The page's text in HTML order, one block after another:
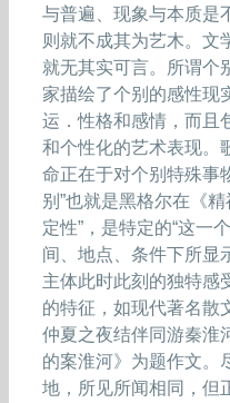
与普遍、现象与本质是
则就不成其为艺木。文
就无其实可言。所谓个
家描绘了个别的感性现
运．性格和感情，而且
和个性化的艺术表现。
命正在于对个别特殊事
别”也就是黑格尔在《
定性”，是特定的“这一
间、地点、条件下所显
主体此时此刻的独特感
的特征，如现代著名散
仲夏之夜结伴同游秦淮
的案淮河》为题作文
地，所见所闻相同，但